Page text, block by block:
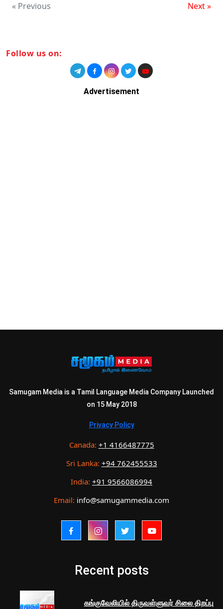
« Previous Next »
Follow us on:
Advertisement
Samugam Media is a Tamil Language Media Company Launched
on 15 May 2018
Privacy Policy
Canada: +1 4166487775
Sri Lanka: +94 762455533
India: +91 9566086994
Email: info@samugammedia.com
Recent posts
கங்குவேலியில் திருவள்ளுவர் சிலை திறப்பு